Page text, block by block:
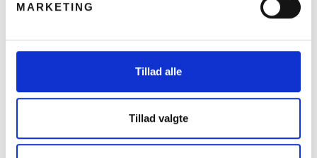
MARKETING
Tillad alle
Tillad valgte